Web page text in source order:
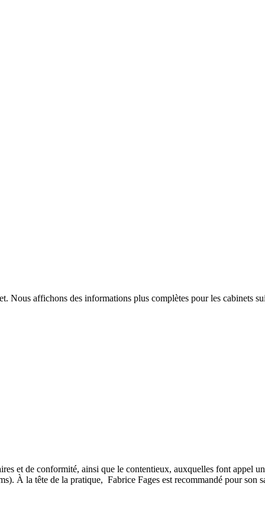
Nous affichons des informations plus complètes pour les cabinets
et de conformité, ainsi que le contentieux, auxquelles font appel
À la tête de la pratique, Fabrice Fages est recommandé pour son